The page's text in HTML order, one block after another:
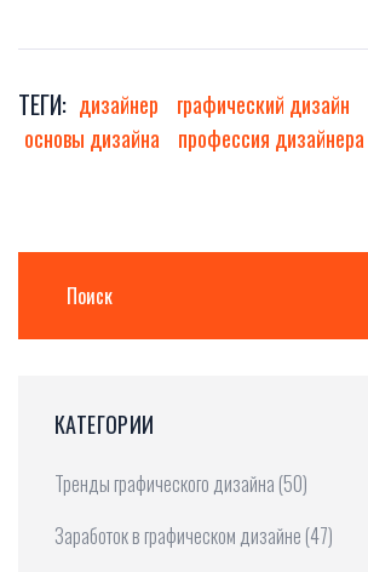
ТЕГИ: дизайнер графический дизайн
основы дизайна
профессия дизайнера
КАТЕГОРИИ
Тренды графического дизайна (50)
Заработок в графическом дизайне (47)